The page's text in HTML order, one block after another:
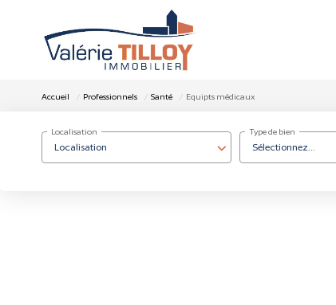
Accueil Professionnels Santé Equipts médicaux
Localisation
Localisation
Sélectionnez...
Type de bien